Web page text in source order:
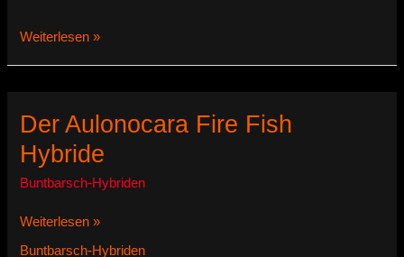
Aulonocara
Weiterlesen »
Der Aulonocara Fire Fish
Hybride
Buntbarsch-Hybriden
Der
Weiterlesen »
Buntbarsch-Hybriden